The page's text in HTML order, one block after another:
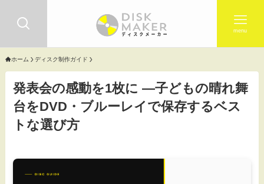
menu
ホーム ディスク制作ガイド
発表会の感動を1枚に ―子どもの晴れ舞
台をDVD・ブルーレイで保存するベス
トな選び方